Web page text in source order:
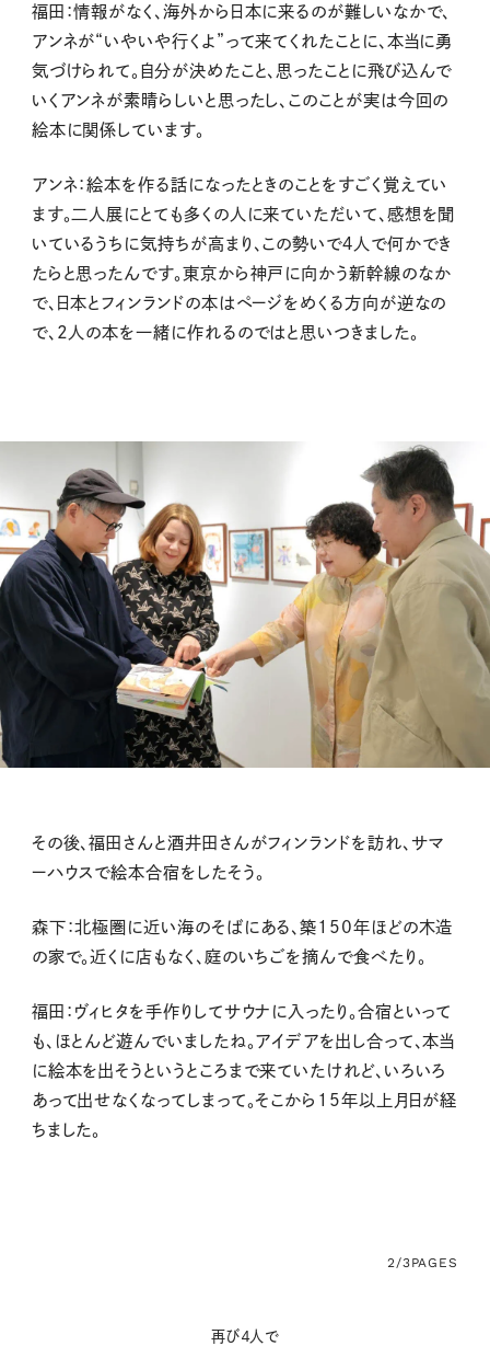
福田：情報がなく、海外から日本に来るのが難しいなかで、
アンネが“いやいや行くよ”って来てくれたことに、本当に勇
気づけられて。自分が決めたこと、思ったことに飛び込んで
いくアンネが素晴らしいと思ったし、このことが実は今回の
絵本に関係しています。
アンネ：絵本を作る話になったときのことをすごく覚えてい
ます。二人展にとても多くの人に来ていただいて、感想を聞
いているうちに気持ちが高まり、この勢いで４人で何かでき
たらと思ったんです。東京から神戸に向かう新幹線のなか
で、日本とフィンランドの本はページをめくる方向が逆なの
で、2人の本を一緒に作れるのではと思いつきました。
その後、福田さんと酒井田さんがフィンランドを訪れ、サマ
ーハウスで絵本合宿をしたそう。
森下：北極圏に近い海のそばにある、築150年ほどの木造
の家で。近くに店もなく、庭のいちごを摘んで食べたり。
福田：ヴィヒタを手作りしてサウナに入ったり。合宿といって
も、ほとんど遊んでいましたね。アイデアを出し合って、本当
に絵本を出そうというところまで来ていたけれど、いろいろ
あって出せなくなってしまって。そこから15年以上月日が経
ちました。
2/3PAGES
再び４人で